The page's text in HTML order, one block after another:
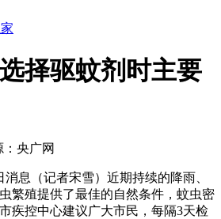
择驱蚊剂时主要
：央广网
息（记者宋雪）近期持续的降雨、
繁殖提供了最佳的自然条件，蚊虫密
疾控中心建议广大市民，每隔3天检